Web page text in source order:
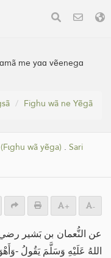
me yɑɑ vẽenegɑ
Fighu wã ne Yẽgã
wã yẽga) . Sari
+ -
عن النُّعمان بن بَشير
اللهُ عَلَيْهِ وَسَلَّمَ يَقُولُ -